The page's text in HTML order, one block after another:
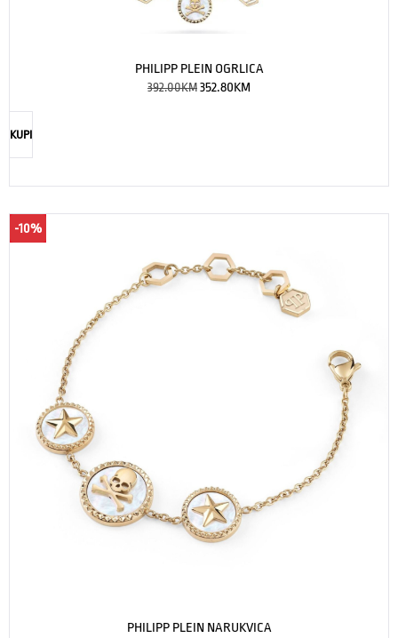
PHILIPP PLEIN OGRLICA
392.00KM352.80KM
KUPI
-10%
PHILIPP PLEIN NARUKVICA